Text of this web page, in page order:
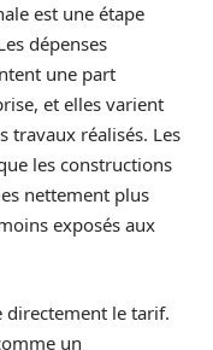
est une étape
dépenses
une part
et elles varient
travaux réalisés. Les
les constructions
nettement plus
exposés aux
directement le tarif.
un